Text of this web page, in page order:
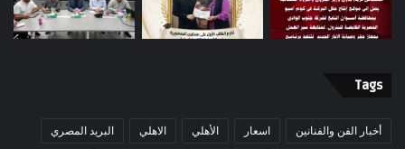
Tags
أخبار الفن والفنانين اسعار الأهلي الاهلي البريد المصري